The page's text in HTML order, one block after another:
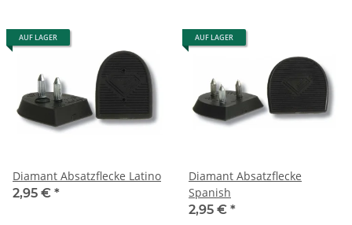
AUF LAGER
Diamant Absatzflecke Latino
2,95 € *
AUF LAGER
Diamant Absatzflecke
Spanish
2,95 € *